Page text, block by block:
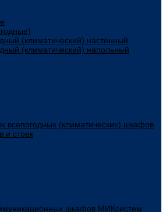
(климатический) настенный
(климатический) напольный
всепогодных (климатических) шкафов
и стоек
шкафов МИКсистем